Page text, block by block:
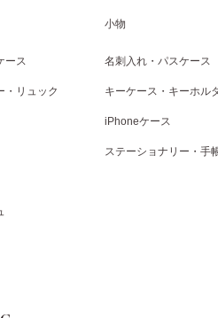
ース
・リュック
小物
名刺入れ・パスケース
キーケース・キーホル
iPhoneケース
ステーショナリー・手